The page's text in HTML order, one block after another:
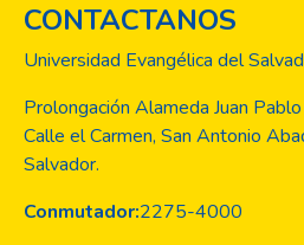
CONTACTANOS
Universidad Evangélica del
Prolongación Alameda Juan Pablo
Calle el Carmen, San Antonio
Salvador.
Conmutador:2275-4000